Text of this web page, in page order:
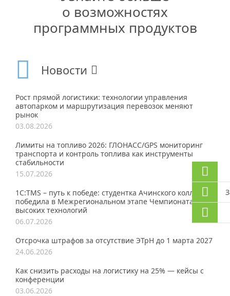
о возможностях
программных продуктов
Новости
Рост прямой логистики: технологии управления
автопарком и маршрутизация перевозок меняют
рынок
03.08.2026
Лимиты на топливо 2026: ГЛОНАСС/GPS мониторинг
транспорта и контроль топлива как инструменты
стабильности
15.07.2026
1С:TMS – путь к победе: студентка Ачинского колледжа
победила в Межрегиональном этапе Чемпионата
высоких технологий
06.07.2026
Отсрочка штрафов за отсутствие ЭТрН до 1 марта 2027
24.06.2026
Как снизить расходы на логистику на 25% — кейсы с
конференции
03.06.2026